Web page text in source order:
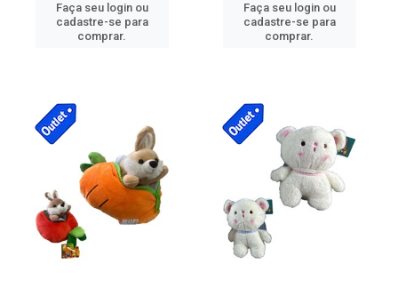
Faça seu login ou
cadastre-se para
comprar.
Faça seu login ou
cadastre-se para
comprar.